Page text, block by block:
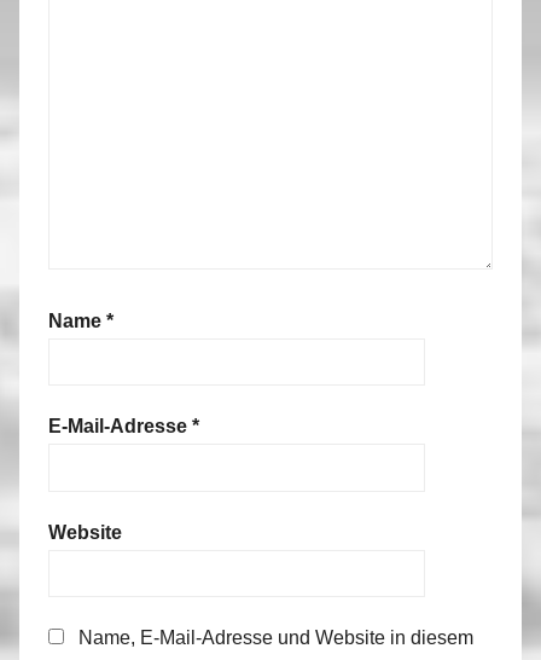
Name *
E-Mail-Adresse *
Website
Name, E-Mail-Adresse und Website in diesem